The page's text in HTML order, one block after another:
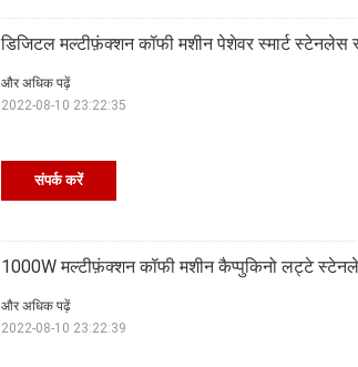
डिजिटल मल्टीफ़ंक्शन कॉफी मशीन पेशेवर स्मार्ट स्टेनलेस
संपर्क करें
और अधिक पढ़ें
2022-08-10 23:22:35
1000W मल्टीफ़ंक्शन कॉफी मशीन कैप्पुकिनो लट्टे
और अधिक पढ़ें
2022-08-10 23:22:39